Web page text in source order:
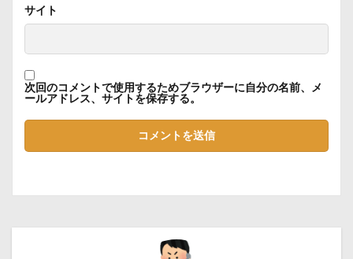
サイト
次回のコメントで使用するためブラウザーに自分の名前、メ
ールアドレス、サイトを保存する。